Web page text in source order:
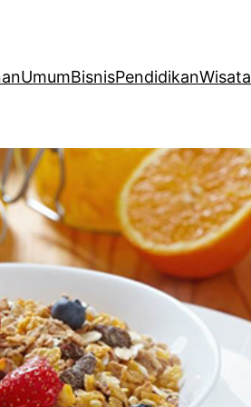
UmumBisnisPendidikanWisata